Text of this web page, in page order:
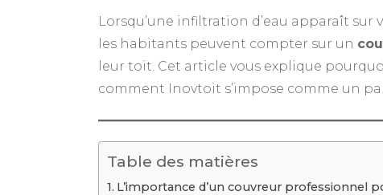
Lorsqu’une infiltration d’eau apparaît
les habitants peuvent compter sur un
leur toit. Cet article vous explique
comment Inovtoit s’impose comme un
Table des matières
L’importance d’un couvreur professionnel